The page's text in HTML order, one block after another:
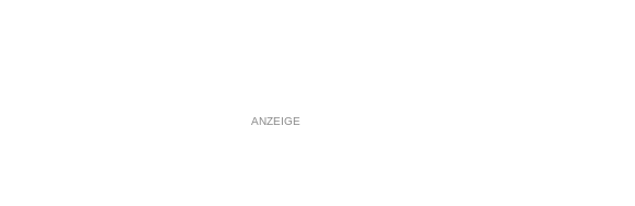
ANZEIGE